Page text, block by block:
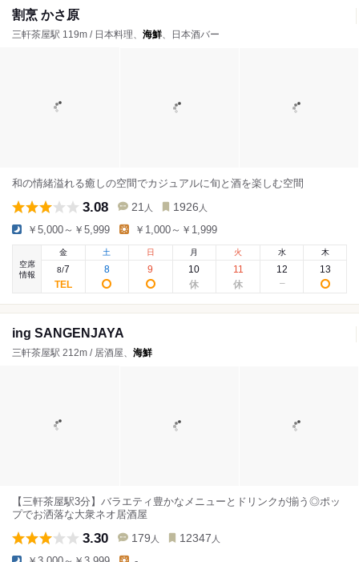
割烹 かさ原
三軒茶屋駅 119m / 日本料理、 海鮮、日本酒バー
和の情緒溢れる癒しの空間でカジュアルに旬と酒を楽しむ空間
3.08 21 人 1926 人
￥5,000～￥5,999 ￥1,000～￥1,999
空席
情報
金
8/7
土
8
日
9
月
10
火
11
水
12
木
13
ing SANGENJAYA
三軒茶屋駅 212m / 居酒屋、 海鮮
【三軒茶屋駅3分】バラエティ豊かなメニューとドリンクが揃う◎ポッ
プでお洒落な大衆ネオ居酒屋
3.30 179 人 12347 人